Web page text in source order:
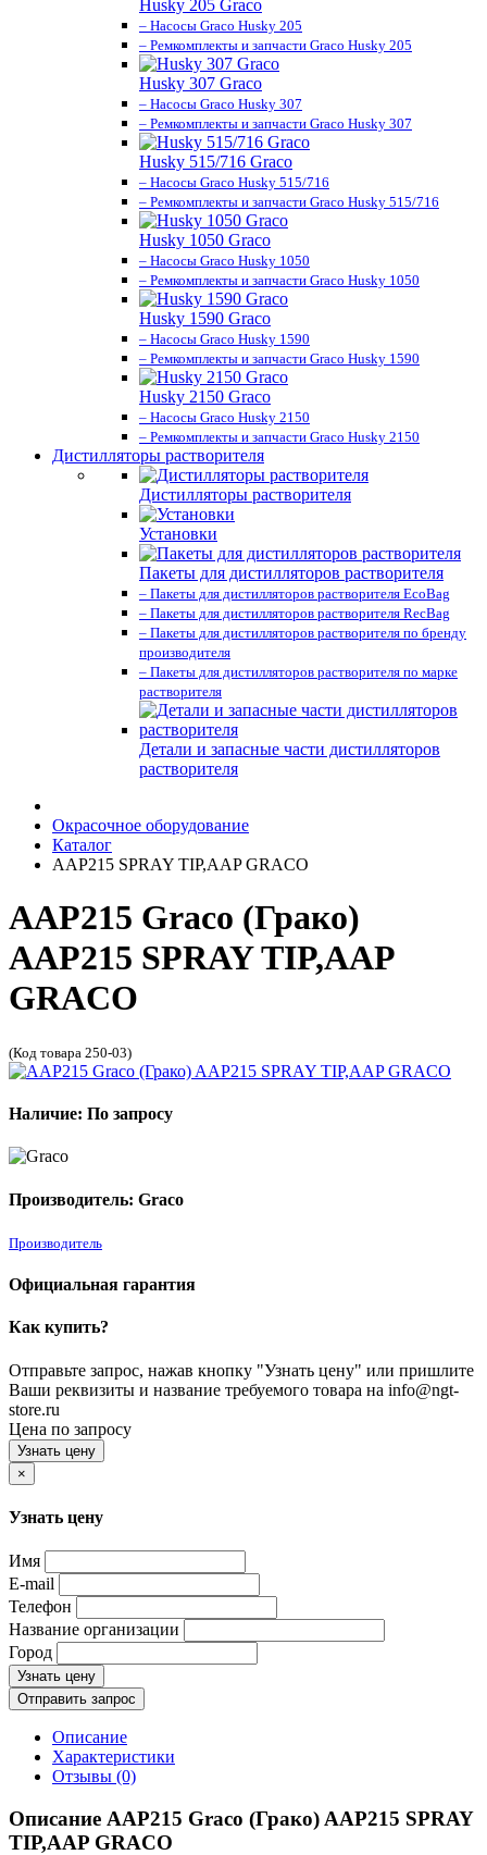
Husky 205 Graco
– Насосы Graco Husky 205
– Ремкомплекты и запчасти Graco Husky 205
Husky 307 Graco
– Насосы Graco Husky 307
– Ремкомплекты и запчасти Graco Husky 307
Husky 515/716 Graco
– Насосы Graco Husky 515/716
– Ремкомплекты и запчасти Graco Husky 515/716
Husky 1050 Graco
– Насосы Graco Husky 1050
– Ремкомплекты и запчасти Graco Husky 1050
Husky 1590 Graco
– Насосы Graco Husky 1590
– Ремкомплекты и запчасти Graco Husky 1590
Husky 2150 Graco
– Насосы Graco Husky 2150
– Ремкомплекты и запчасти Graco Husky 2150
Дистилляторы растворителя
Дистилляторы растворителя
Установки
Пакеты для дистилляторов растворителя
– Пакеты для дистилляторов растворителя EcoBag
– Пакеты для дистилляторов растворителя RecBag
– Пакеты для дистилляторов растворителя по бренду
производителя
– Пакеты для дистилляторов растворителя по марке
растворителя
Детали и запасные части дистилляторов
растворителя
Окрасочное оборудование
Каталог
AAP215 SPRAY TIP,AAP GRACO
AAP215 Graco (Грако)
AAP215 SPRAY TIP,AAP
GRACO
(Код товара 250-03)
Наличие: По запросу
Производитель: Graco
Производитель
Официальная гарантия
Как купить?
Отправьте запрос, нажав кнопку "Узнать цену" или пришлите
Ваши реквизиты и название требуемого товара на info@ngt-
store.ru
Цена по запросу
Узнать цену
×
Узнать цену
Имя
E-mail
Телефон
Название организации
Город
Узнать цену
Отправить запрос
Описание
Характеристики
Отзывы (0)
Описание AAP215 Graco (Грако) AAP215 SPRAY
TIP,AAP GRACO